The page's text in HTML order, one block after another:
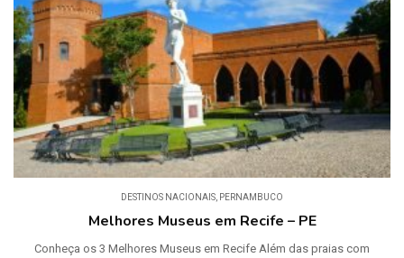
DESTINOS NACIONAIS PERNAMBUCO
Melhores Museus em Recife – PE
Conheça os 3 Melhores Museus em Recife Além das praias com